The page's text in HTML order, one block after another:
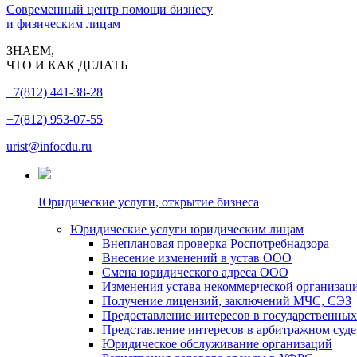
Современный центр помощи бизнесу
и физическим лицам
ЗНАЕМ,
ЧТО И КАК ДЕЛАТЬ
+7(812) 441-38-28
+7(812) 953-07-55
urist@infocdu.ru
Юридические услуги, открытие бизнеса
Юридические услуги юридическим лицам
Внеплановая проверка Роспотребнадзора
Внесение изменений в устав ООО
Смена юридического адреса ООО
Изменения устава некоммерческой
Получение лицензий, заключений МЧС, СЭЗ
Предоставление интересов в
Представление интересов в арбитражном суде
Юридическое обслуживание организаций